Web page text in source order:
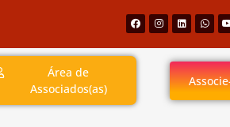
Área de
Associados(as)